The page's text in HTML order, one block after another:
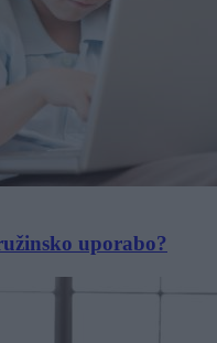
uporabo?